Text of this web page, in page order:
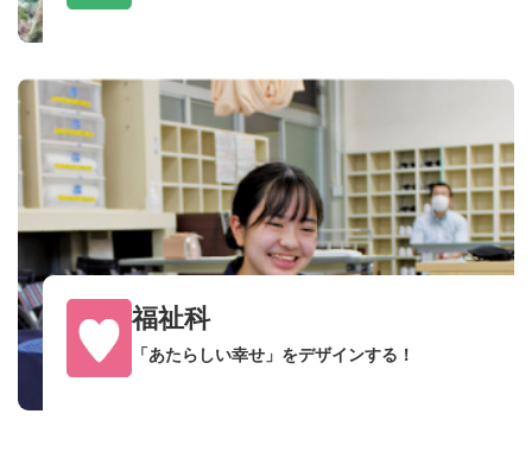
福祉科
「あたらしい幸せ」をデザインする！